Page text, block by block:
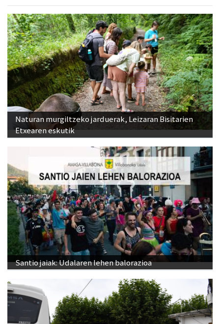
Naturan murgiltzeko jarduerak, Leizaran Bisitarien
Etxearen eskutik
Santio jaiak: Udalaren lehen balorazioa